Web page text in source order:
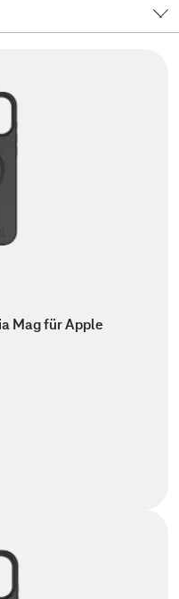
Mag für Apple